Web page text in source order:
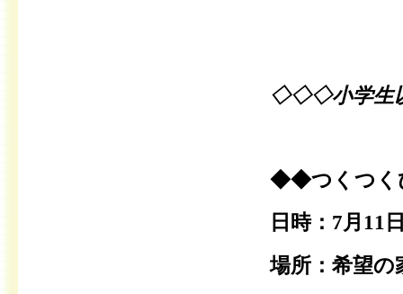
◇◇◇小学
◆◆つくつく
日時：7月11
場所：希望の